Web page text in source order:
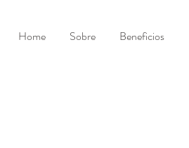
Home Sobre Beneficios